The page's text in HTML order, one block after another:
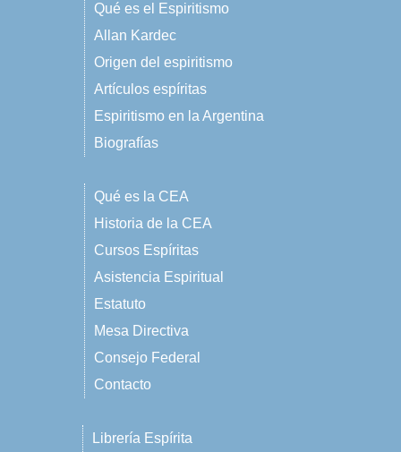
Qué es el Espiritismo
Allan Kardec
Origen del espiritismo
Artículos espíritas
Espiritismo en la Argentina
Biografías
Qué es la CEA
Historia de la CEA
Cursos Espíritas
Asistencia Espiritual
Estatuto
Mesa Directiva
Consejo Federal
Contacto
Librería Espírita